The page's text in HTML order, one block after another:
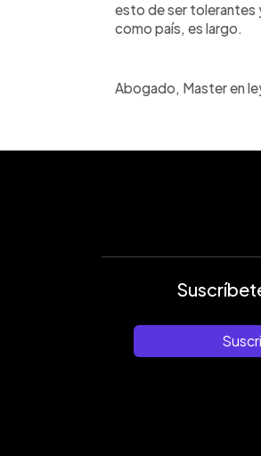
esto de ser tolerantes
como país, es largo.
Abogado, Master en